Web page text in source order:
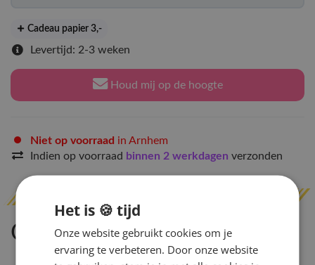
Cadeau papier 3,-
Levertijd: 2-3 weken
Houd mij op de hoogte
Niet op voorraad in Arnhem
Indien op voorraad binnen 2 werkdagen verzonden
Omschrijving
Het is 🍪 tijd
Onze website gebruikt cookies om je
ervaring te verbeteren. Door onze website